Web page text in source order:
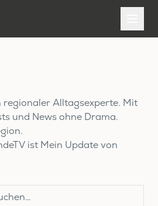
regionaler Alltagsexperte. Mit
und News ohne Drama.
ist Mein Update von